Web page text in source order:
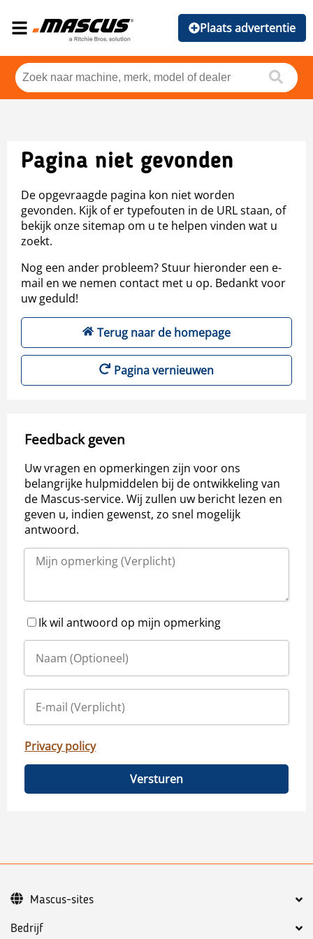
Plaats advertentie
Pagina niet gevonden
De opgevraagde pagina kon niet worden
gevonden. Kijk of er typefouten in de URL staan, of
bekijk onze sitemap om u te helpen vinden wat u
zoekt.
Nog een ander probleem? Stuur hieronder een e-
mail en we nemen contact met u op. Bedankt voor
uw geduld!
Terug naar de homepage
Pagina vernieuwen
Feedback geven
Uw vragen en opmerkingen zijn voor ons
belangrijke hulpmiddelen bij de ontwikkeling van
de Mascus-service. Wij zullen uw bericht lezen en
geven u, indien gewenst, zo snel mogelijk
antwoord.
Ik wil antwoord op mijn opmerking
Privacy policy
Versturen
Bedrijf
Mascus-sites